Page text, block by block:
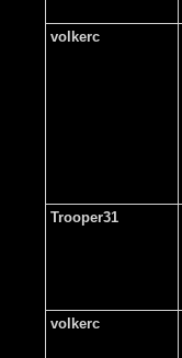
volkerc
Trooper31
volkerc